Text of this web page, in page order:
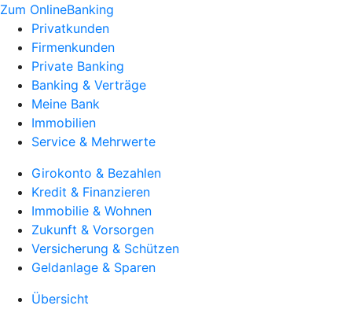
Zum OnlineBanking
Privatkunden
Firmenkunden
Private Banking
Banking & Verträge
Meine Bank
Immobilien
Service & Mehrwerte
Girokonto & Bezahlen
Kredit & Finanzieren
Immobilie & Wohnen
Zukunft & Vorsorgen
Versicherung & Schützen
Geldanlage & Sparen
Übersicht